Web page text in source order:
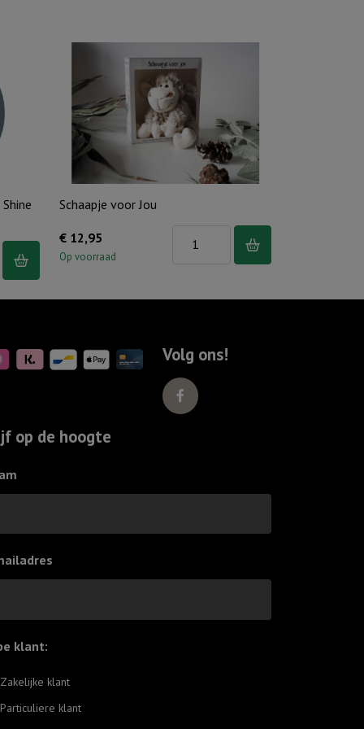
Schaapje voor Jou
€ 12,95
Op voorraad
aantal
Volg ons!
op de hoogte
klant:
Zakelijke klant
Particuliere klant